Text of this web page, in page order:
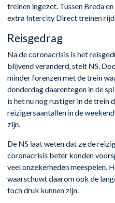
treinen ingezet. Tussen Breda
extra Intercity Direct treinen
Reisgedrag
Na de coronacrisis is het
blijvend veranderd, stelt NS.
minder forenzen met de trein
donderdag daarentegen in de
is het nu nog rustiger in de trein
reizigersaantallen in de
zijn.
De NS laat weten dat ze de
coronacrisis beter konden
veel onzekerheden meespelen.
waarschuwt daarom ook de
toch druk kunnen zijn.